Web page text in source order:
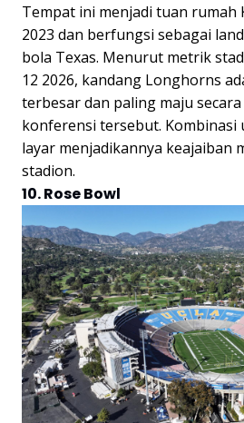
Tempat ini menjadi tuan rumah
2023 dan berfungsi sebagai
bola Texas. Menurut metrik
12 2026, kandang Longhorns
terbesar dan paling maju
konferensi tersebut. Kombinasi
layar menjadikannya keajaiban
stadion.
10. Rose Bowl